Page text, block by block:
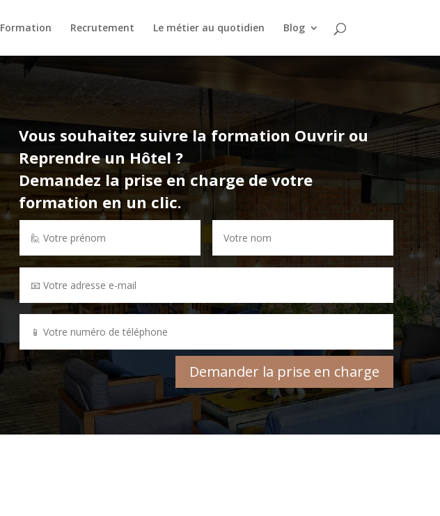
Formation Recrutement Le métier au quotidien Blog
Vous souhaitez suivre la formation Ouvrir ou
Reprendre un Hôtel ?
Demandez la prise en charge de votre
formation en un clic.
Demander la prise en charge